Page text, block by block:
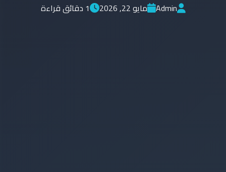
Admin مايو 22, 2026 1 دقائق قراءة